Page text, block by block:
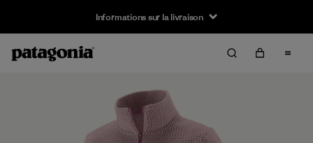
Informations sur la livraison